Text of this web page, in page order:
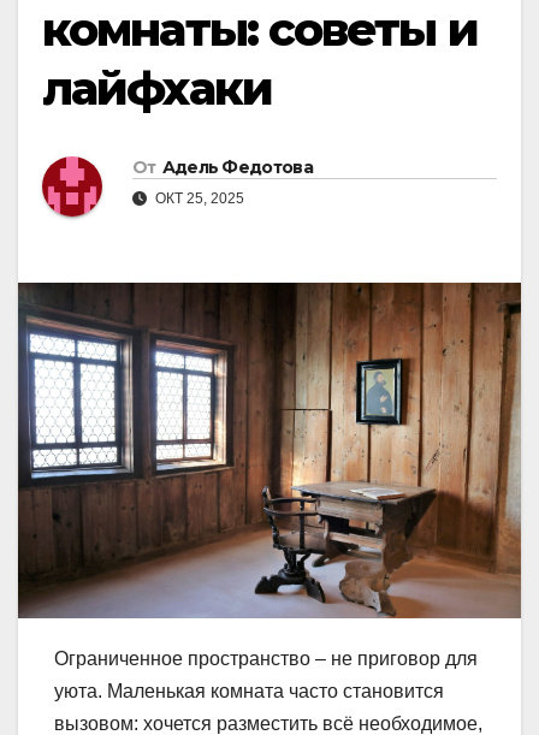
комнаты: советы и
лайфхаки
От Адель Федотова
ОКТ 25, 2025
Ограниченное пространство – не приговор для
уюта. Маленькая комната часто становится
вызовом: хочется разместить всё необходимое,